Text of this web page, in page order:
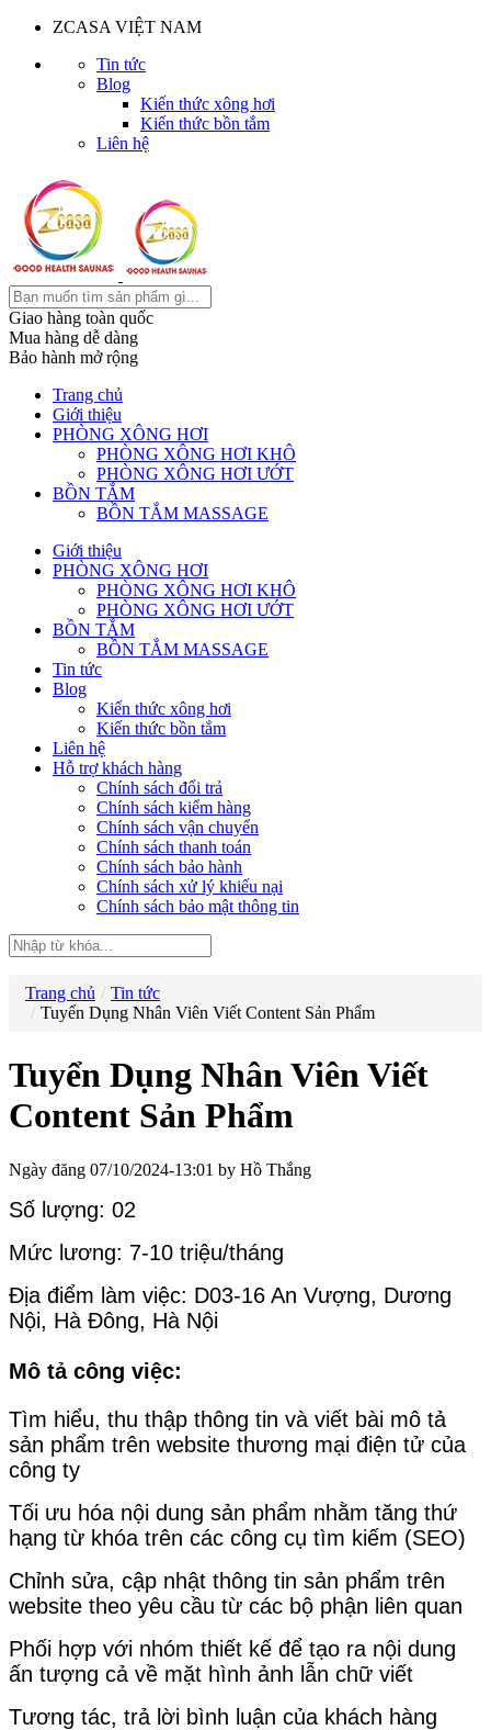
ZCASA VIỆT NAM
Tin tức
Blog
Kiến thức xông hơi
Kiến thức bồn tắm
Liên hệ
Giao hàng toàn quốc
Mua hàng dễ dàng
Bảo hành mở rộng
Trang chủ
Giới thiệu
PHÒNG XÔNG HƠI
PHÒNG XÔNG HƠI KHÔ
PHÒNG XÔNG HƠI ƯỚT
BỒN TẮM
BỒN TẮM MASSAGE
Giới thiệu
PHÒNG XÔNG HƠI
PHÒNG XÔNG HƠI KHÔ
PHÒNG XÔNG HƠI ƯỚT
BỒN TẮM
BỒN TẮM MASSAGE
Tin tức
Blog
Kiến thức xông hơi
Kiến thức bồn tắm
Liên hệ
Hỗ trợ khách hàng
Chính sách đổi trả
Chính sách kiểm hàng
Chính sách vận chuyển
Chính sách thanh toán
Chính sách bảo hành
Chính sách xử lý khiếu nại
Chính sách bảo mật thông tin
Trang chủ
Tin tức
Tuyển Dụng Nhân Viên Viết Content Sản Phẩm
Tuyển Dụng Nhân Viên Viết
Content Sản Phẩm
Ngày đăng 07/10/2024-13:01 by Hồ Thắng
Số lượng: 02
Mức lương: 7-10 triệu/tháng
Địa điểm làm việc: D03-16 An Vượng, Dương
Nội, Hà Đông, Hà Nội
Mô tả công việc:
Tìm hiểu, thu thập thông tin và viết bài mô tả
sản phẩm trên website thương mại điện tử của
công ty
Tối ưu hóa nội dung sản phẩm nhằm tăng thứ
hạng từ khóa trên các công cụ tìm kiếm (SEO)
Chỉnh sửa, cập nhật thông tin sản phẩm trên
website theo yêu cầu từ các bộ phận liên quan
Phối hợp với nhóm thiết kế để tạo ra nội dung
ấn tượng cả về mặt hình ảnh lẫn chữ viết
Tương tác, trả lời bình luận của khách hàng